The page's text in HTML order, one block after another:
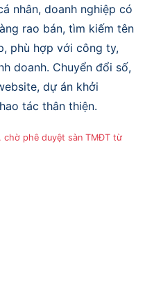
nhân, doanh nghiệp có
rao bán, tìm kiếm tên
phù hợp với công ty,
doanh. Chuyển đổi số,
dự án khởi
tác thân thiện.
chờ phê duyệt sàn TMĐT từ